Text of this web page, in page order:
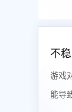
不
游戏
能导